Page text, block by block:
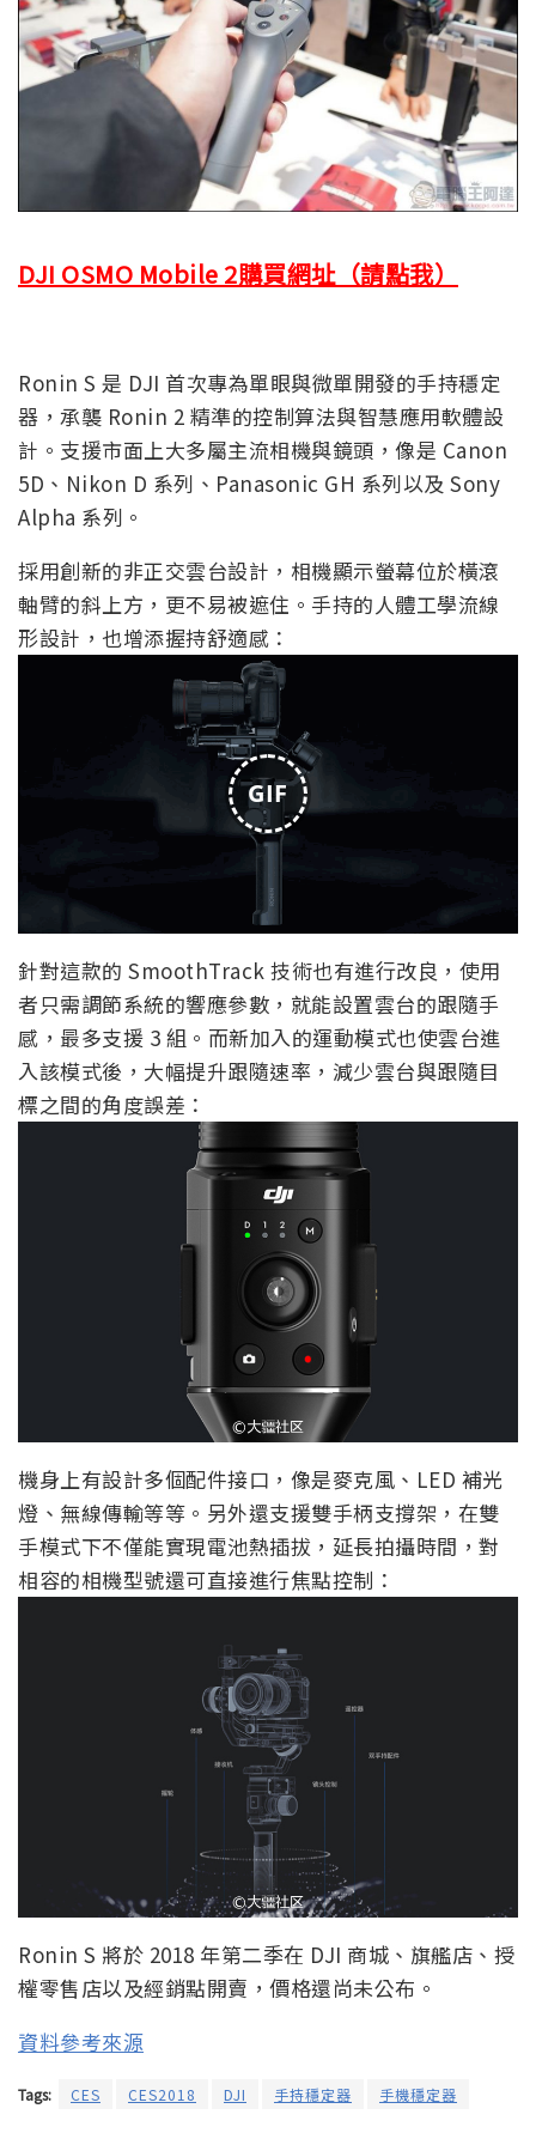
DJI OSMO Mobile 2購買網址（請點我）
Ronin S 是 DJI 首次專為單眼與微單開發的手持穩定
器，承襲 Ronin 2 精準的控制算法與智慧應用軟體設
計。支援市面上大多屬主流相機與鏡頭，像是 Canon
5D、Nikon D 系列、Panasonic GH 系列以及 Sony
Alpha 系列。
採用創新的非正交雲台設計，相機顯示螢幕位於橫滾
軸臂的斜上方，更不易被遮住。手持的人體工學流線
形設計，也增添握持舒適感：
GIF
針對這款的 SmoothTrack 技術也有進行改良，使用
者只需調節系統的響應參數，就能設置雲台的跟隨手
感，最多支援 3 組。而新加入的運動模式也使雲台進
入該模式後，大幅提升跟隨速率，減少雲台與跟隨目
標之間的角度誤差：
機身上有設計多個配件接口，像是麥克風、LED 補光
燈、無線傳輸等等。另外還支援雙手柄支撐架，在雙
手模式下不僅能實現電池熱插拔，延長拍攝時間，對
相容的相機型號還可直接進行焦點控制：
Ronin S 將於 2018 年第二季在 DJI 商城、旗艦店、授
權零售店以及經銷點開賣，價格還尚未公布。
資料參考來源
Tags: CES CES2018 DJI 手持穩定器 手機穩定器